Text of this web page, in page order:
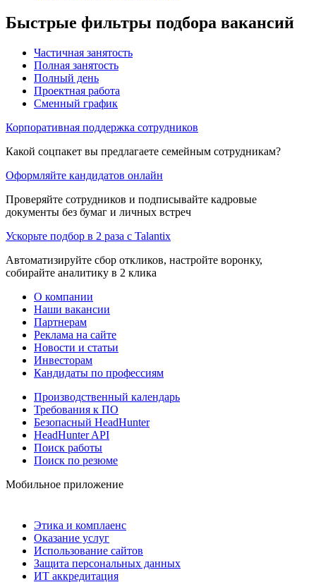
Быстрые фильтры подбора вакансий
Частичная занятость
Полная занятость
Полный день
Проектная работа
Сменный график
Корпоративная поддержка сотрудников
Какой соцпакет вы предлагаете семейным сотрудникам?
Оформляйте кандидатов онлайн
Проверяйте сотрудников и подписывайте кадровые
документы без бумаг и личных встреч
Ускорьте подбор в 2 раза с Talantix
Автоматизируйте сбор откликов, настройте воронку,
собирайте аналитику в 2 клика
О компании
Наши вакансии
Партнерам
Реклама на сайте
Новости и статьи
Инвесторам
Кандидаты по профессиям
Производственный календарь
Требования к ПО
Безопасный HeadHunter
HeadHunter API
Поиск работы
Поиск по резюме
Мобильное приложение
Этика и комплаенс
Оказание услуг
Использование сайтов
Защита персональных данных
ИТ аккредитация